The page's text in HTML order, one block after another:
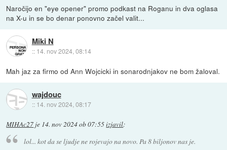
Naročijo en "eye opener" promo podkast na Roganu in dva oglasa
na X-u in se bo denar ponovno začel valit...
Miki N
:: 14. nov 2024, 08:14
Mah jaz za firmo od Ann Wojcicki in sonarodnjakov ne bom žaloval.
wajdouc
:: 14. nov 2024, 08:17
MIHAc27 je 14. nov 2024 ob 07:55izjavil:
lol... kot da se ljudje ne rojevajo na novo. Pa 8 biljonov nas je.